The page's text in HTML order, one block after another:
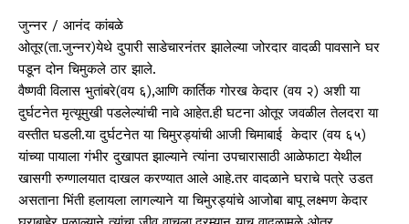
जुन्नर / आनंद कांबळे
ओतूर(ता.जुन्नर)येथे दुपारी साडेचारनंतर झालेल्या जोरदार वादळी पावसाने घर
पडून दोन चिमुकले ठार झाले.
वैष्णवी विलास भुतांबरे(वय ६),आणि कार्तिक गोरख केदार (वय २) अशी या
दुर्घटनेत मृत्यूमुखी पडलेल्यांची नावे आहेत.ही घटना ओतूर जवळील तेलदरा या
वस्तीत घडली.या दुर्घटनेत या चिमुरड्यांची आजी चिमाबाई केदार (वय ६५)
यांच्या पायाला गंभीर दुखापत झाल्याने त्यांना उपचारासाठी आळेफाटा येथील
खासगी रुग्णालयात दाखल करण्यात आले आहे.तर वादळाने घराचे पत्रे उडत
असताना भिंती हलायला लागल्याने या चिमुरड्यांचे आजोबा बापू लक्ष्मण केदार